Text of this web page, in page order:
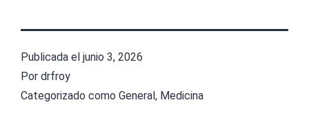
Publicada el junio 3, 2026
Por drfroy
Categorizado como General , Medicina